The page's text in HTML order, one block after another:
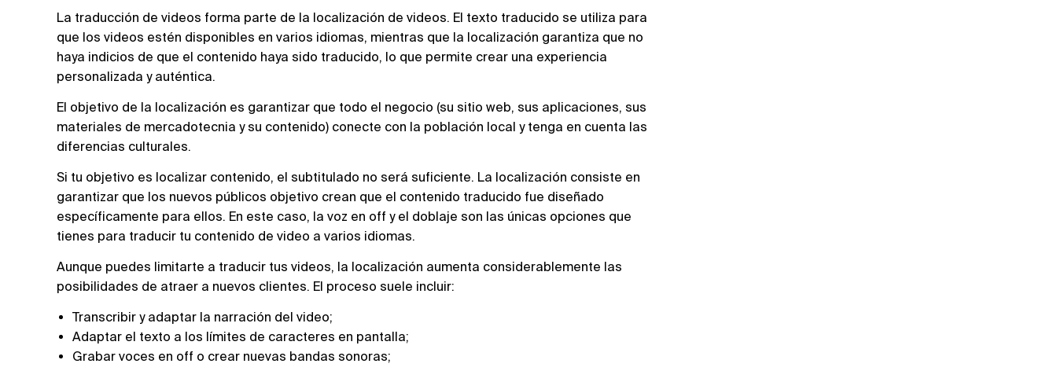
La traducción de videos forma parte de la localización de videos. El texto traducido se utiliza para
que los videos estén disponibles en varios idiomas, mientras que la localización garantiza que no
haya indicios de que el contenido haya sido traducido, lo que permite crear una experiencia
personalizada y auténtica.
El objetivo de la localización es garantizar que todo el negocio (su sitio web, sus aplicaciones, sus
materiales de mercadotecnia y su contenido) conecte con la población local y tenga en cuenta las
diferencias culturales.
Si tu objetivo es localizar contenido, el subtitulado no será suficiente. La localización consiste en
garantizar que los nuevos públicos objetivo crean que el contenido traducido fue diseñado
específicamente para ellos. En este caso, la voz en off y el doblaje son las únicas opciones que
tienes para traducir tu contenido de video a varios idiomas.
Aunque puedes limitarte a traducir tus videos, la localización aumenta considerablemente las
posibilidades de atraer a nuevos clientes. El proceso suele incluir:
Transcribir y adaptar la narración del video;
Adaptar el texto a los límites de caracteres en pantalla;
Grabar voces en off o crear nuevas bandas sonoras;